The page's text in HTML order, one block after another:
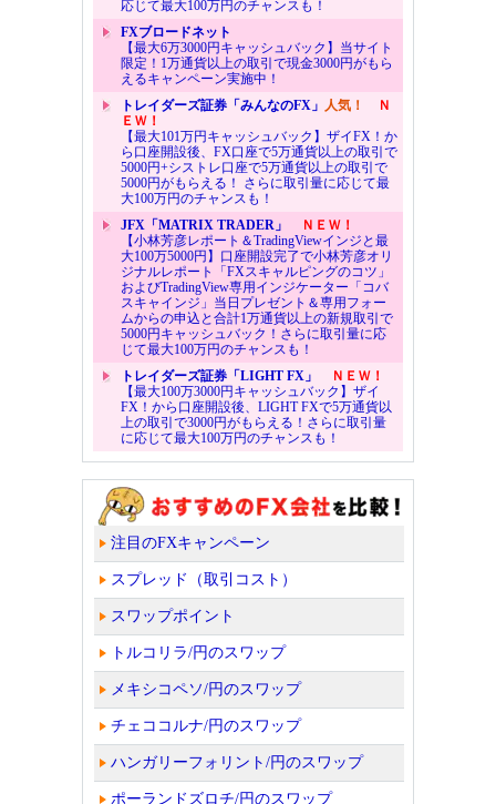
応じて最大100万円のチャンスも！
FXブロードネット
【最大6万3000円キャッシュバック】当サイト
限定！1万通貨以上の取引で現金3000円がもら
えるキャンペーン実施中！
トレイダーズ証券「みんなのFX」 人気！
Ｎ
ＥＷ！
【最大101万円キャッシュバック】ザイFX！か
ら口座開設後、FX口座で5万通貨以上の取引で
5000円+シストレ口座で5万通貨以上の取引で
5000円がもらえる！ さらに取引量に応じて最
大100万円のチャンスも！
JFX「MATRIX TRADER」
ＮＥＷ！
【小林芳彦レポート＆TradingViewインジと最
大100万5000円】口座開設完了で小林芳彦オリ
ジナルレポート「FXスキャルピングのコツ」
およびTradingView専用インジケーター「コバ
スキャインジ」当日プレゼント＆専用フォー
ムからの申込と合計1万通貨以上の新規取引で
5000円キャッシュバック！さらに取引量に応
じて最大100万円のチャンスも！
トレイダーズ証券「LIGHT FX」
ＮＥＷ！
【最大100万3000円キャッシュバック】ザイ
FX！から口座開設後、LIGHT FXで5万通貨以
上の取引で3000円がもらえる！さらに取引量
に応じて最大100万円のチャンスも！
注目のFXキャンペーン
スプレッド（取引コスト）
スワップポイント
トルコリラ/円のスワップ
メキシコペソ/円のスワップ
チェココルナ/円のスワップ
ハンガリーフォリント/円のスワップ
ポーランドズロチ/円のスワップ